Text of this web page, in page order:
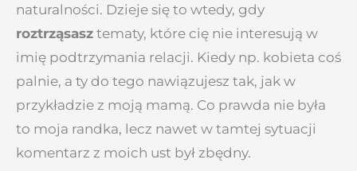
naturalności. Dzieje się to wtedy, gdy
roztrząsasz tematy, które cię nie interesują w
imię podtrzymania relacji. Kiedy np. kobieta coś
palnie, a ty do tego nawiązujesz tak, jak w
przykładzie z moją mamą. Co prawda nie była
to moja randka, lecz nawet w tamtej sytuacji
komentarz z moich ust był zbędny.